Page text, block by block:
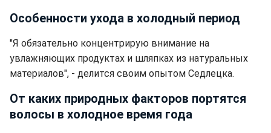
Особенности ухода в холодный период
"Я обязательно концентрирую внимание на
увлажняющих продуктах и шляпках из натуральных
материалов", - делится своим опытом Седлецка.
От каких природных факторов портятся
волосы в холодное время года